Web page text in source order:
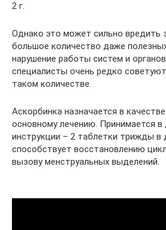
2 г.
Однако это может сильно вредить
большое количество даже
нарушение работы систем и
специалисты очень редко
таком количестве.
Аскорбинка назначается в
основному лечению. Принимается в
инструкции – 2 таблетки трижды в
способствует восстановлению
вызову менструальных выделений.